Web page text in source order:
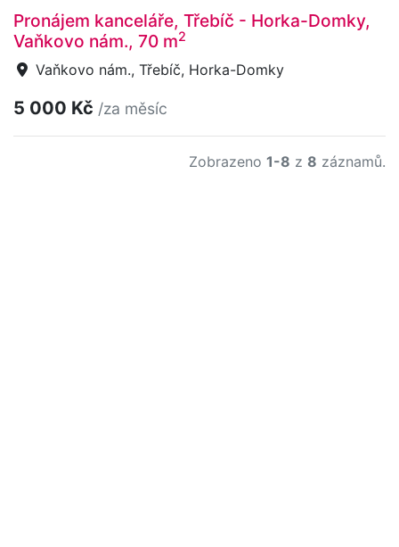
Pronájem kanceláře, Třebíč - Horka-Domky,
Vaňkovo nám., 70 m2
Vaňkovo nám., Třebíč, Horka-Domky
5 000 Kč /za měsíc
Zobrazeno 1-8 z 8 záznamů.